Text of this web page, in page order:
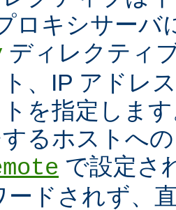
ロキシサーバ
ディレクティ
、IP アドレ
を指定しま
るホストへ
で設定さ
ードされず、